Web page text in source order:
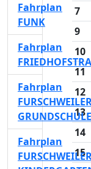
7
9
10
11
12
13
14
15
Fahrplan
FUNK
Fahrplan
Fahrplan
GRUNDSCHULE
Fahrplan